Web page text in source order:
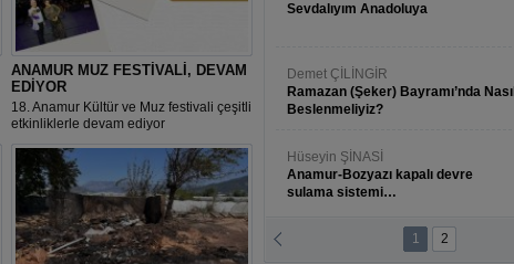
ANAMUR MUZ FESTİVALİ, DEVAM
EDİYOR
18. Anamur Kültür ve Muz festivali çeşitli
etkinliklerle devam ediyor
Sevdalıyım Anadoluya
Demet ÇİLİNGİR
Ramazan (Şeker) Bayramı’nda Nasıl
Beslenmeliyiz?
Hüseyin ŞİNASİ
Anamur-Bozyazı kapalı devre
sulama sistemi…
1 2